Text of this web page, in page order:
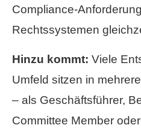
Compliance-
Rechtssystemen
Hinzu kommt: Viele
Umfeld sitzen in
– als Geschäftsführer,
Committee Member